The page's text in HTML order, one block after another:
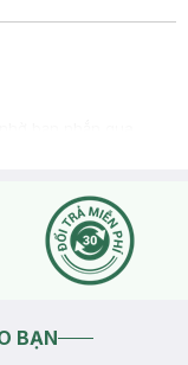
trạng da bạn nhé
BẠN